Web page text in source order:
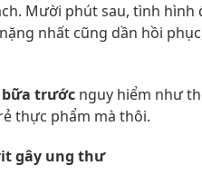
Mười phút sau, tình hình
nhất cũng dần hồi
trước nguy hiểm như
thực phẩm mà thôi.
gây ung thư